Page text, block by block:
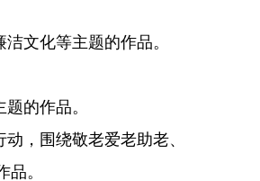
文化等主题的作品。
的作品。
，围绕敬老爱老助老、
。